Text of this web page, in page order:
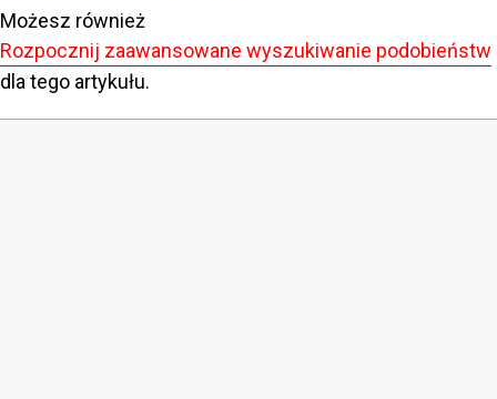
Możesz również
Rozpocznij zaawansowane wyszukiwanie podobieństw
dla tego artykułu.